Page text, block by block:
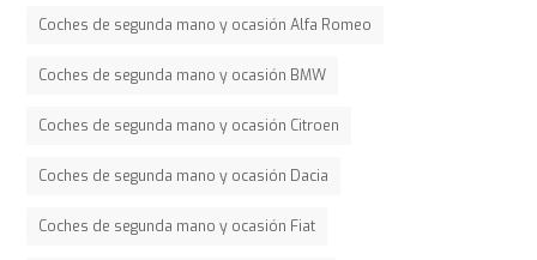
Coches de segunda mano y ocasión Alfa Romeo
Coches de segunda mano y ocasión BMW
Coches de segunda mano y ocasión Citroen
Coches de segunda mano y ocasión Dacia
Coches de segunda mano y ocasión Fiat